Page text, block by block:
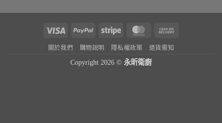
Visa PayPal Stripe MasterCard
關於我們 購物說明 隱私權政策 退貨需知
Copyright 2026 © 永昕衛廚